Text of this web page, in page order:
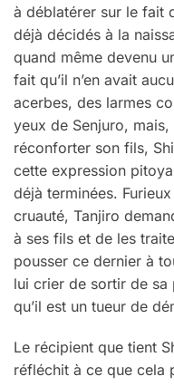
à déblatérer sur le fait
déjà décidés à la
quand même devenu
fait qu’il n’en avait
acerbes, des larmes
yeux de Senjuro, mais,
réconforter son fils,
cette expression
déjà terminées.
cruauté, Tanjiro
à ses fils et de les
pousser ce dernier à
lui crier de sortir de
qu’il est un tueur de
Le récipient que tient
réfléchit à ce que cela